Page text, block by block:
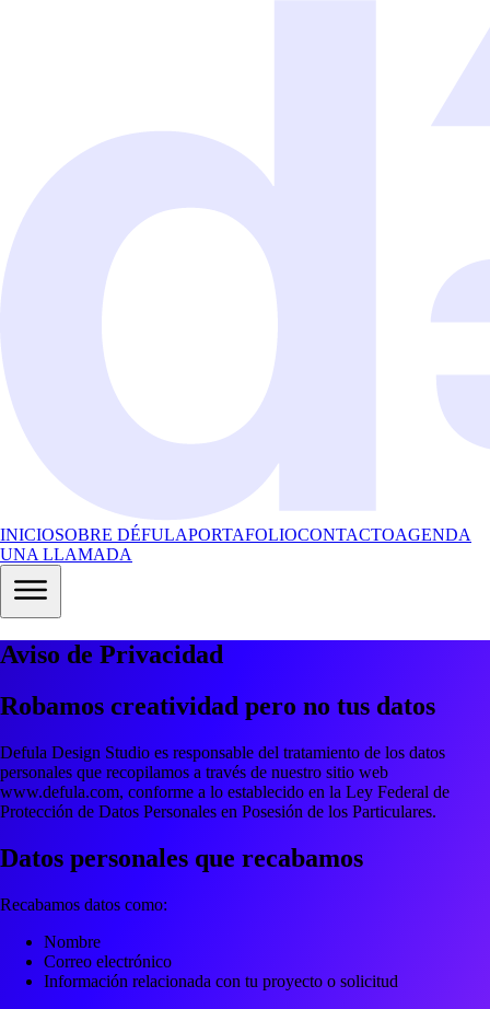
INICIOSOBRE DÉFULAPORTAFOLIOCONTACTOAGENDA
UNA LLAMADA
Aviso de Privacidad
Robamos creatividad pero no tus datos
Defula Design Studio es responsable del tratamiento de los datos
personales que recopilamos a través de nuestro sitio web
www.defula.com, conforme a lo establecido en la Ley Federal de
Protección de Datos Personales en Posesión de los Particulares.
Datos personales que recabamos
Recabamos datos como:
Nombre
Correo electrónico
Información relacionada con tu proyecto o solicitud